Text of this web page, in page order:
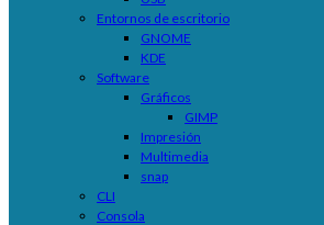
Entornos de escritorio
GNOME
KDE
Software
Gráficos
GIMP
Impresión
Multimedia
snap
CLI
Consola